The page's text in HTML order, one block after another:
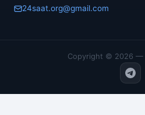
24saat.org@gmail.com
Copyright © 2026 —